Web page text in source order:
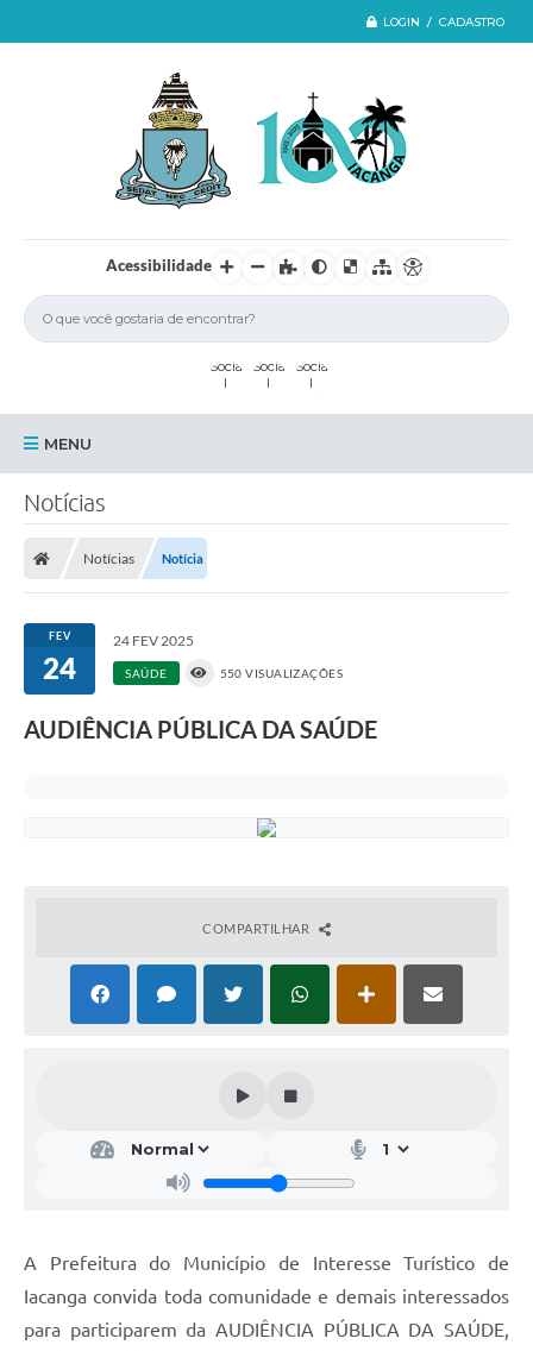
LOGIN / CADASTRO
Acessibilidade
MENU
Iacanga
Cartas de Serviços
Editais
Transparência
Notícias
Notícias Notícia
FEV
24
24 FEV 2025
SAÚDE 550 VISUALIZAÇÕES
AUDIÊNCIA PÚBLICA DA SAÚDE
COMPARTILHAR
A Prefeitura do Município de Interesse Turístico de
Iacanga convida toda comunidade e demais interessados
para participarem da AUDIÊNCIA PÚBLICA DA SAÚDE,